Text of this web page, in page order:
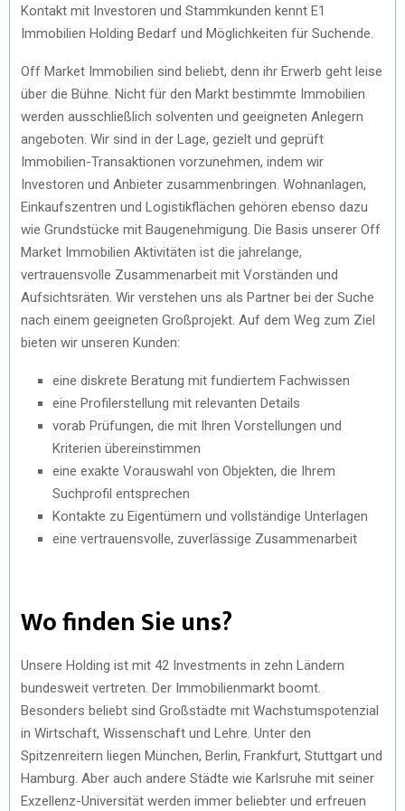
Kontakt mit Investoren und Stammkunden kennt E1
Immobilien Holding Bedarf und Möglichkeiten für Suchende.
Off Market Immobilien sind beliebt, denn ihr Erwerb geht leise
über die Bühne. Nicht für den Markt bestimmte Immobilien
werden ausschließlich solventen und geeigneten Anlegern
angeboten. Wir sind in der Lage, gezielt und geprüft
Immobilien-Transaktionen vorzunehmen, indem wir
Investoren und Anbieter zusammenbringen. Wohnanlagen,
Einkaufszentren und Logistikflächen gehören ebenso dazu
wie Grundstücke mit Baugenehmigung. Die Basis unserer Off
Market Immobilien Aktivitäten ist die jahrelange,
vertrauensvolle Zusammenarbeit mit Vorständen und
Aufsichtsräten. Wir verstehen uns als Partner bei der Suche
nach einem geeigneten Großprojekt. Auf dem Weg zum Ziel
bieten wir unseren Kunden:
eine diskrete Beratung mit fundiertem Fachwissen
eine Profilerstellung mit relevanten Details
vorab Prüfungen, die mit Ihren Vorstellungen und
Kriterien übereinstimmen
eine exakte Vorauswahl von Objekten, die Ihrem
Suchprofil entsprechen
Kontakte zu Eigentümern und vollständige Unterlagen
eine vertrauensvolle, zuverlässige Zusammenarbeit
Wo finden Sie uns?
Unsere Holding ist mit 42 Investments in zehn Ländern
bundesweit vertreten. Der Immobilienmarkt boomt.
Besonders beliebt sind Großstädte mit Wachstumspotenzial
in Wirtschaft, Wissenschaft und Lehre. Unter den
Spitzenreitern liegen München, Berlin, Frankfurt, Stuttgart und
Hamburg. Aber auch andere Städte wie Karlsruhe mit seiner
Exzellenz-Universität werden immer beliebter und erfreuen